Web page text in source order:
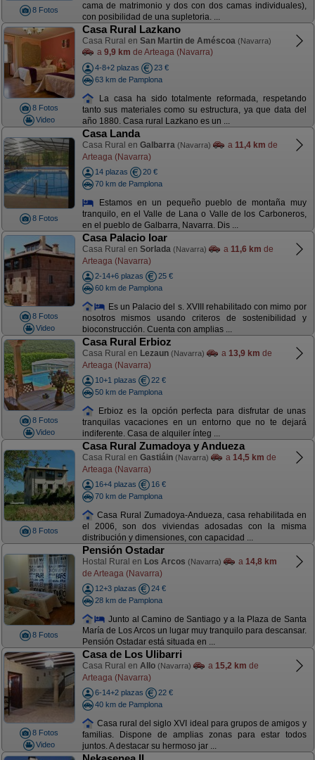
8 Fotos
cama de matrimonio y dos con dos camas individuales),
con posibilidad de una supletoria. ...
8 Fotos
Video
Casa Rural Lazkano
Casa Rural en San Martin de Améscoa (Navarra)
a 9,9 km de Arteaga (Navarra)
4-8+2 plazas
23 €
63 km de Pamplona
La casa ha sido totalmente reformada, respetando
tanto sus materiales como su estructura, ya que data del
año 1880. Casa rural Lazkano es un ...
8 Fotos
Casa Landa
Casa Rural en Galbarra (Navarra) a 11,4 km de
Arteaga (Navarra)
14 plazas
20 €
70 km de Pamplona
Estamos en un pequeño pueblo de montaña muy
tranquilo, en el Valle de Lana o Valle de los Carboneros,
en el pueblo de Galbarra, Navarra. Dis ...
8 Fotos
Video
Casa Palacio Ioar
Casa Rural en Sorlada (Navarra) a 11,6 km de
Arteaga (Navarra)
2-14+6 plazas
25 €
60 km de Pamplona
Es un Palacio del s. XVIII rehabilitado con mimo por
nosotros mismos usando criteros de sostenibilidad y
bioconstrucción. Cuenta con amplias ...
8 Fotos
Video
Casa Rural Erbioz
Casa Rural en Lezaun (Navarra) a 13,9 km de
Arteaga (Navarra)
10+1 plazas
22 €
50 km de Pamplona
Erbioz es la opción perfecta para disfrutar de unas
tranquilas vacaciones en un entorno que no te dejará
indiferente. Casa de alquiler ínteg ...
8 Fotos
Casa Rural Zumadoya y Andueza
Casa Rural en Gastiáin (Navarra) a 14,5 km de
Arteaga (Navarra)
16+4 plazas
16 €
70 km de Pamplona
Casa Rural Zumadoya-Andueza, casa rehabilitada en
el 2006, son dos viviendas adosadas con la misma
distribución y dimensiones, con capacidad ...
8 Fotos
Pensión Ostadar
Hostal Rural en Los Arcos (Navarra) a 14,8 km
de Arteaga (Navarra)
12+3 plazas
24 €
28 km de Pamplona
Junto al Camino de Santiago y a la Plaza de Santa
María de Los Arcos un lugar muy tranquilo para descansar.
Pensión Ostadar está situada en ...
8 Fotos
Video
Casa de Los Ulibarri
Casa Rural en Allo (Navarra) a 15,2 km de
Arteaga (Navarra)
6-14+2 plazas
22 €
40 km de Pamplona
Casa rural del siglo XVI ideal para grupos de amigos y
familias. Dispone de amplias zonas para estar todos
juntos. A destacar su hermoso jar ...